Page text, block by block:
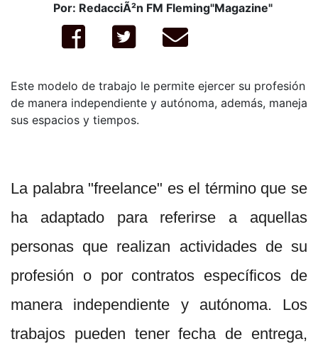
Por: RedacciÃ²n FM Fleming"Magazine"
Este modelo de trabajo le permite ejercer su profesión
de manera independiente y autónoma, además, maneja
sus espacios y tiempos.
La palabra "freelance" es el término que se
ha adaptado para referirse a aquellas
personas que realizan actividades de su
profesión o por contratos específicos de
manera independiente y autónoma. Los
trabajos pueden tener fecha de entrega,